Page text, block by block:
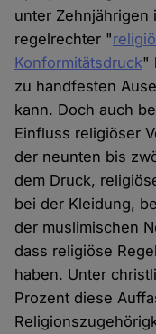
unter Zehnjährigen
regelrechter "
Konformitätsdruck"
zu handfesten
kann. Doch auch
Einfluss religiöser
der neunten bis
dem Druck,
bei der Kleidung,
der muslimischen
dass religiöse
haben. Unter
Prozent diese